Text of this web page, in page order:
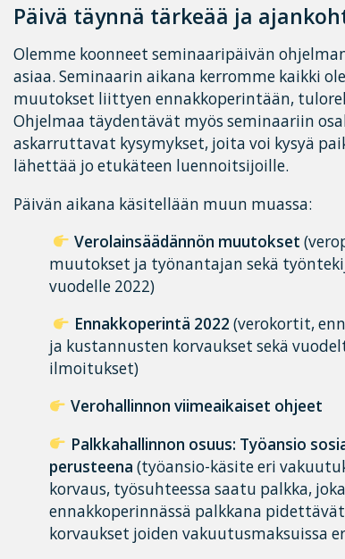
Päivä täynnä tärkeää ja
Olemme koonneet seminaaripäivän
asiaa. Seminaarin aikana kerromme kaikki
muutokset liittyen ennakkoperintään,
Ohjelmaa täydentävät myös seminaariin
askarruttavat kysymykset, joita voi kysyä
lähettää jo etukäteen luennoitsijoille.
Päivän aikana käsitellään muun muassa:
Verolainsäädännön muutokset
muutokset ja työnantajan sekä
vuodelle 2022)
Ennakkoperintä 2022 (verokortit,
ja kustannusten korvaukset sekä
ilmoitukset)
Verohallinnon viimeaikaiset ohjeet
Palkkahallinnon osuus: Työansio
perusteena (työansio-käsite eri
korvaus, työsuhteessa saatu palkka,
ennakkoperinnässä palkkana
korvaukset joiden vakuutusmaksuissa